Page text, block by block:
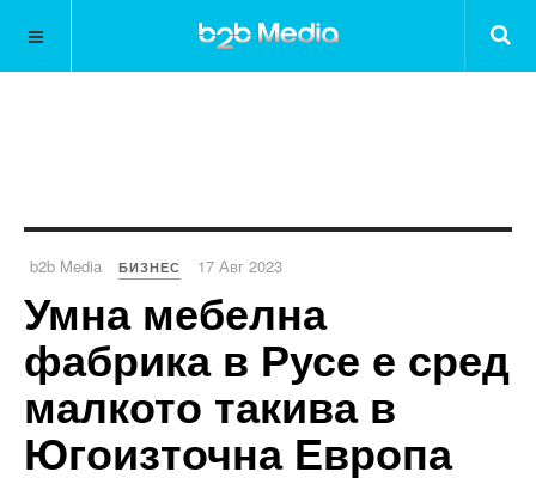
b2b Media БИЗНЕС 17 Авг 2023
Умна мебелна
фабрика в Русе е сред
малкото такива в
Югоизточна Европа